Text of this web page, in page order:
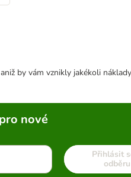
by vám vznikly jakékoli
nové
Přihlásit
odběru